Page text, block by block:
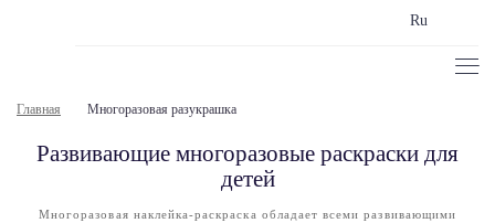
Ru
Главная Многоразовая разукрашка
Развивающие многоразовые раскраски для
детей
Многоразовая наклейка-раскраска обладает всеми развивающими